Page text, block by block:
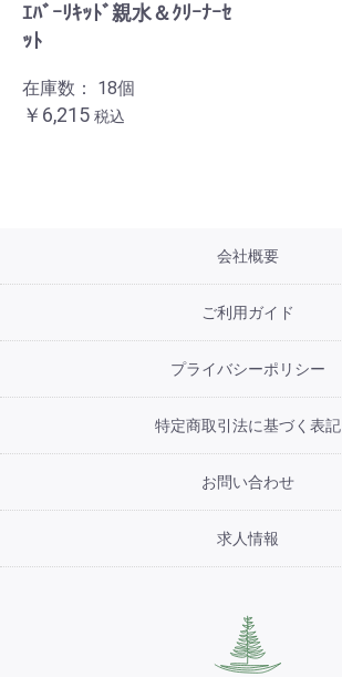
ｴﾊﾞｰﾘｷｯﾄﾞ親水＆ｸﾘｰﾅｰｾ
ｯﾄ
在庫数： 18個
￥6,215
会社概要
ご利用ガイド
プライバシーポリシー
特定商取引法に基づく表記
お問い合わせ
求人情報